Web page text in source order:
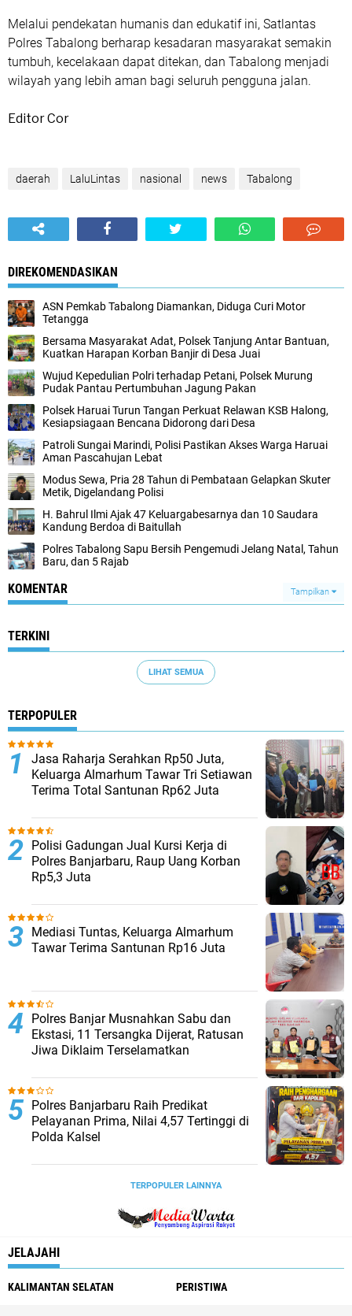
Melalui pendekatan humanis dan edukatif ini, Satlantas
Polres Tabalong berharap kesadaran masyarakat semakin
tumbuh, kecelakaan dapat ditekan, dan Tabalong menjadi
wilayah yang lebih aman bagi seluruh pengguna jalan.
Editor Cor
daerah LaluLintas nasional news Tabalong
DIREKOMENDASIKAN
ASN Pemkab Tabalong Diamankan, Diduga Curi Motor
Tetangga
Bersama Masyarakat Adat, Polsek Tanjung Antar Bantuan,
Kuatkan Harapan Korban Banjir di Desa Juai
Wujud Kepedulian Polri terhadap Petani, Polsek Murung
Pudak Pantau Pertumbuhan Jagung Pakan
Polsek Haruai Turun Tangan Perkuat Relawan KSB Halong,
Kesiapsiagaan Bencana Didorong dari Desa
Patroli Sungai Marindi, Polisi Pastikan Akses Warga Haruai
Aman Pascahujan Lebat
Modus Sewa, Pria 28 Tahun di Pembataan Gelapkan Skuter
Metik, Digelandang Polisi
H. Bahrul Ilmi Ajak 47 Keluargabesarnya dan 10 Saudara
Kandung Berdoa di Baitullah
Polres Tabalong Sapu Bersih Pengemudi Jelang Natal, Tahun
Baru, dan 5 Rajab
KOMENTAR Tampilkan
TERKINI
LIHAT SEMUA
TERPOPULER
Jasa Raharja Serahkan Rp50 Juta,
Keluarga Almarhum Tawar Tri Setiawan
Terima Total Santunan Rp62 Juta
Polisi Gadungan Jual Kursi Kerja di
Polres Banjarbaru, Raup Uang Korban
Rp5,3 Juta
Mediasi Tuntas, Keluarga Almarhum
Tawar Terima Santunan Rp16 Juta
Polres Banjar Musnahkan Sabu dan
Ekstasi, 11 Tersangka Dijerat, Ratusan
Jiwa Diklaim Terselamatkan
Polres Banjarbaru Raih Predikat
Pelayanan Prima, Nilai 4,57 Tertinggi di
Polda Kalsel
TERPOPULER LAINNYA
JELAJAHI
KALIMANTAN SELATAN PERISTIWA